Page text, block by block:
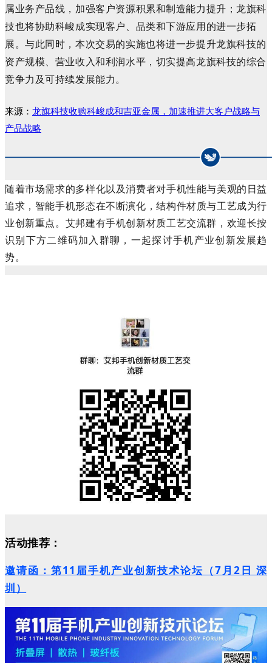
属业务产品线，加强客户资源积累和制造能力提升；龙旗科
技也将协助科峻成实现客户、品类和下游应用的进一步拓
展。与此同时，本次交易的实施也将进一步提升龙旗科技的
资产规模、营业收入和利润水平，切实提高龙旗科技的综合
竞争力及可持续发展能力。
来源： 龙旗科技收购科峻成和吉亚金属，加速推进大客户战略与
产品战略
随着市场需求的多样化以及消费者对手机性能与美观的日益
追求，智能手机形态在不断演化，结构件材质与工艺成为行
业创新重点。艾邦建有手机创新材质工艺交流群，欢迎长按
识别下方二维码加入群聊，一起探讨手机产业创新发展趋
势。
活动推荐：
邀请函：第11届手机产业创新技术论坛（7月2日 深
圳）